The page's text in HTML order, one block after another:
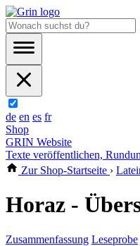
de en es fr
Shop
GRIN Website
Texte veröffentlichen,
Zur Shop-Startseite ›
Horaz -
Zusammenfassung Leseprobe